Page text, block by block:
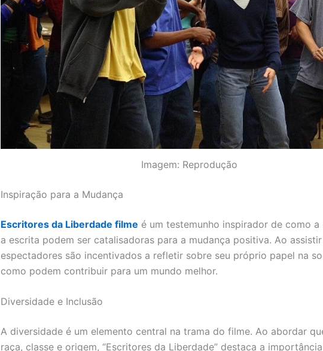
Imagem: Reprodução
Inspiração para a Mudança
Escritores da Liberdade filme é um testemunho inspirador de como a
a escrita podem ser catalisadoras para a mudança positiva. Ao
espectadores são incentivados a refletir sobre seu próprio papel na
como podem contribuir para um mundo melhor.
Diversidade e Inclusão
A diversidade é um elemento central na trama do filme. Ao abordar
raça, classe e origem, “Escritores da Liberdade” destaca a